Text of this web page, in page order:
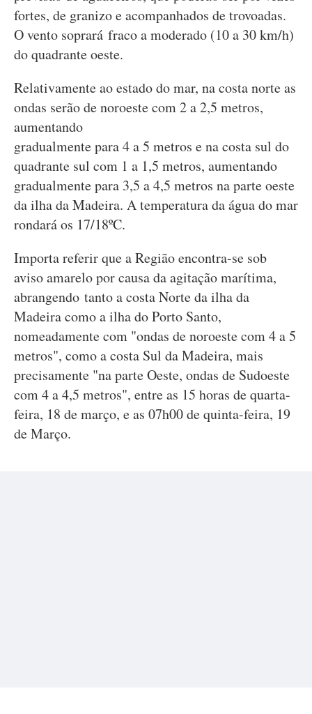
fortes, de granizo e acompanhados de trovoadas.
O vento soprará fraco a moderado (10 a 30 km/h)
do quadrante oeste.
Relativamente ao estado do mar, na costa norte as
ondas serão de noroeste com 2 a 2,5 metros,
aumentando
gradualmente para 4 a 5 metros e na costa sul do
quadrante sul com 1 a 1,5 metros, aumentando
gradualmente para 3,5 a 4,5 metros na parte oeste
da ilha da Madeira. A temperatura da água do mar
rondará os 17/18ºC.
Importa referir que a Região encontra-se sob
aviso amarelo por causa da agitação marítima,
abrangendo tanto a costa Norte da ilha da
Madeira como a ilha do Porto Santo,
nomeadamente com "ondas de noroeste com 4 a 5
metros", como a costa Sul da Madeira, mais
precisamente "na parte Oeste, ondas de Sudoeste
com 4 a 4,5 metros", entre as 15 horas de quarta-
feira, 18 de março, e as 07h00 de quinta-feira, 19
de Março.